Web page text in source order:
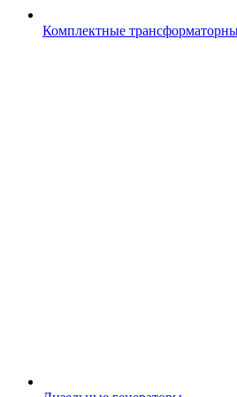
Комплектные